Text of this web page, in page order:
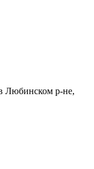
Любинском р-не,